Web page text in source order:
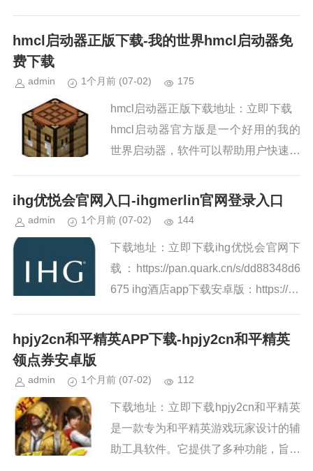
动向导，运行后即可显示GPU核...
hmcl启动器正版下载-我的世界hmcl启动器免
费下载
admin 1个月前 (07-02) 175
hmcl启动器正版下载地址：立即下载
hmcl启动器官方版是一个好用的我的
世界启动器，软件可以帮助用户快速启
和正版登录，自动下载游戏缺失...
ihg优悦会官网入口-ihgmerlin官网登录入口
admin 1个月前 (07-02) 144
下载地址：立即下载ihg优悦会官网下
载：https://pan.quark.cn/s/dd88348d6
675 ihg酒店app下载安卓版：https://pa
hpjy2cn和平精英APP下载-hpjy2cn和平精英
领点券安卓版
admin 1个月前 (07-02) 112
下载地址：立即下载hpjy2cn和平精英
是一款专为和平精英游戏玩家设计的辅
助工具软件。它提供了多种功能，旨在